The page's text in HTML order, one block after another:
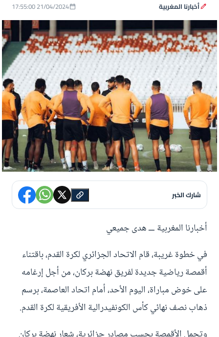
أخبارنا المغربية 21/04/2024 17:55:00
شارك الخبر
أخبارنا المغربية ـــ هدى جميعي
في خطوة غريبة، قام الاتحاد الجزائري لكرة القدم، باقتناء
أقمصة رياضية جديدة لفريق نهضة بركان، من أجل إرغامه
على خوض مباراة، اليوم الأحد، أمام اتحاد العاصمة، برسم
ذهاب نصف نهائي كأس الكونفيدرالية الأفريقية لكرة القدم.